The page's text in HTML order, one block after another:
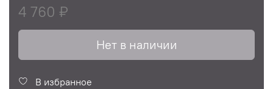
4 760 ₽
Нет в наличии
В избранное